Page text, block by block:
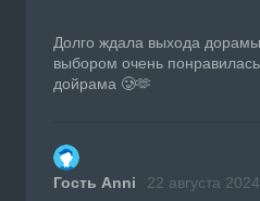
Долго ждала выхода
выбором очень
дойрама 🥲🫶
Гость Anni 22 августа